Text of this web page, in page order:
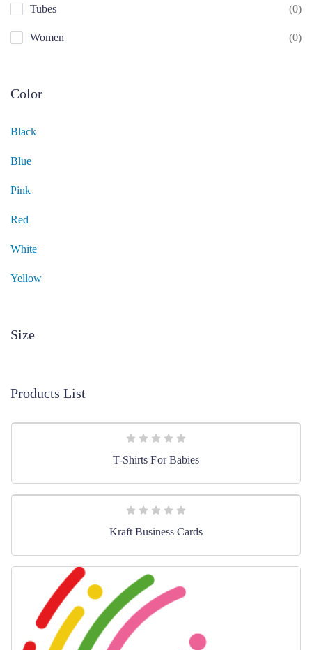
Tubes (0)
Women (0)
Color
Black
Blue
Pink
Red
White
Yellow
Size
Products List
T-Shirts For Babies
Kraft Business Cards